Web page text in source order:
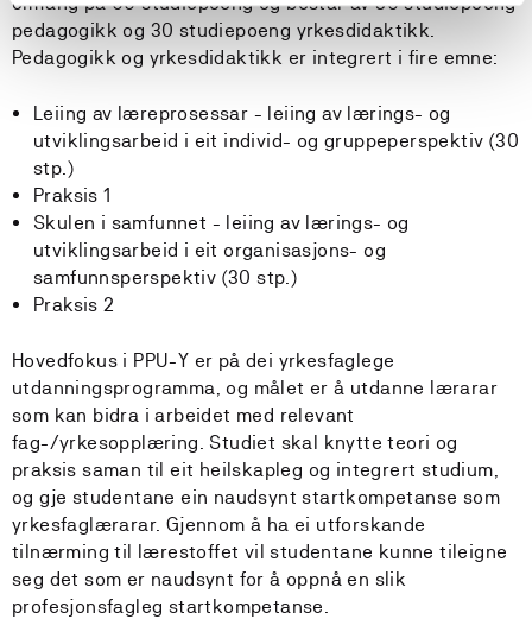
pedagogikk og 30 studiepoeng yrkesdidaktikk.
Pedagogikk og yrkesdidaktikk er integrert i fire emne:
Leiing av læreprosessar - leiing av lærings- og
utviklingsarbeid i eit individ- og gruppeperspektiv (30
stp.)
Praksis 1
Skulen i samfunnet - leiing av lærings- og
utviklingsarbeid i eit organisasjons- og
samfunnsperspektiv (30 stp.)
Praksis 2
Hovedfokus i PPU-Y er på dei yrkesfaglege
utdanningsprogramma, og målet er å utdanne lærarar
som kan bidra i arbeidet med relevant
fag-/yrkesopplæring. Studiet skal knytte teori og
praksis saman til eit heilskapleg og integrert studium,
og gje studentane ein naudsynt startkompetanse som
yrkesfaglærarar. Gjennom å ha ei utforskande
tilnærming til lærestoffet vil studentane kunne tileigne
seg det som er naudsynt for å oppnå en slik
profesjonsfagleg startkompetanse.